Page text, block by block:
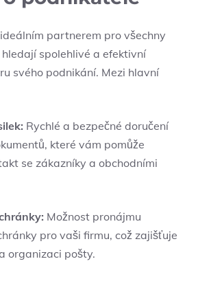
partnerem pro všechny
spolehlivé a efektivní
svého podnikání. Mezi hlavní
Rychlé a bezpečné doručení
které vám pomůže
se zákazníky a obchodními
Možnost pronájmu
pro vaši firmu, což zajišťuje
organizaci pošty.